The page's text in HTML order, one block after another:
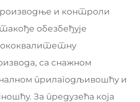
и контроли
обезбеђује
са снажном
прилагодљивошћу и
За предузећа која